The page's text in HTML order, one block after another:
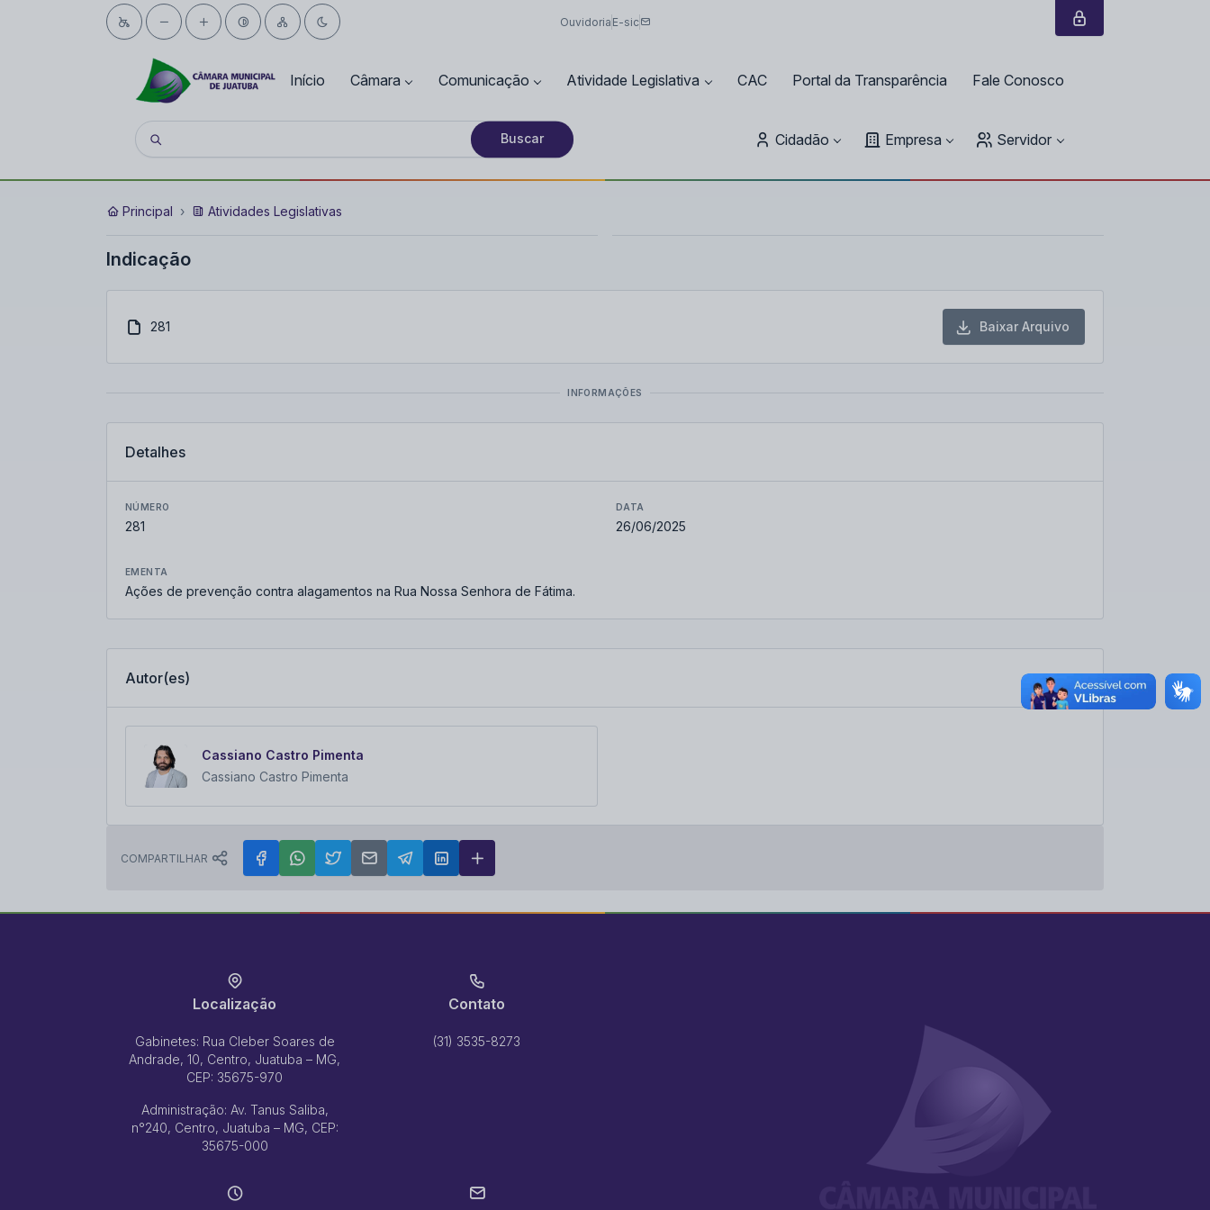
Ouvidoria E-sic
Início Câmara Comunicação Atividade Legislativa CAC Portal da Transparência Fale Conosco
Buscar Cidadão Empresa Servidor
Principal Atividades Legislativas
Indicação
281 Baixar Arquivo
INFORMAÇÕES
Detalhes
NÚMERO
281
DATA
26/06/2025
EMENTA
Ações de prevenção contra alagamentos na Rua Nossa Senhora de Fátima.
Autor(es)
Cassiano Castro Pimenta
Cassiano Castro Pimenta
COMPARTILHAR
Localização
Gabinetes: Rua Cleber Soares de
Andrade, 10, Centro, Juatuba – MG,
CEP: 35675-970
Administração: Av. Tanus Saliba,
n°240, Centro, Juatuba – MG, CEP:
35675-000
Contato
(31) 3535-8273